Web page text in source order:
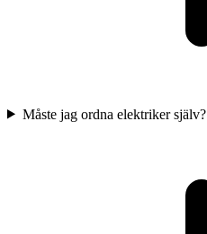
Måste jag ordna elektriker själv?